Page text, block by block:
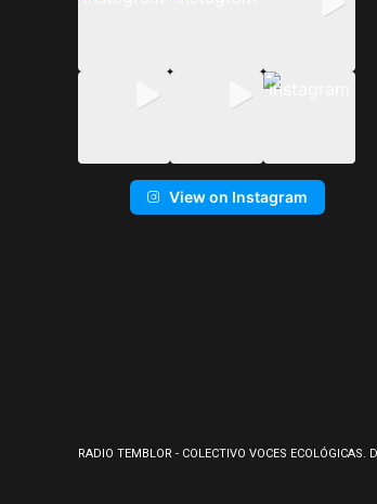
View on Instagram
RADIO TEMBLOR - COLECTIVO VOCES ECOLÓGICAS.